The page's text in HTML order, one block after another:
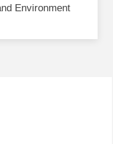
Environment